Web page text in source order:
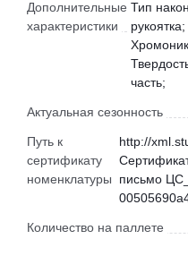
Дополнительные
характеристики
Тип
часть;
Актуальная сезонность
Путь к
сертификату
номенклатуры
http://
письмо
Количество на паллете